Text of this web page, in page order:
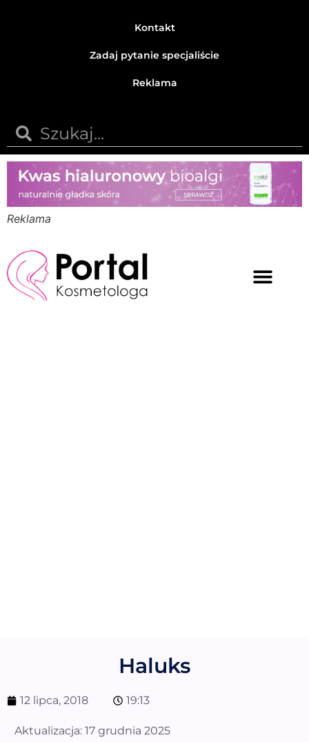
Kontakt
Zadaj pytanie specjaliście
Reklama
Reklama
Haluks
12 lipca, 2018 19:13
Aktualizacja: 17 grudnia 2025